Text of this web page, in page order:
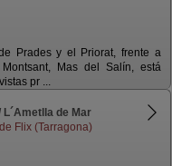
Prades y el Priorat, frente a
Mas del Salín, está
pr ...
L´Ametlla de Mar
de Flix (Tarragona)